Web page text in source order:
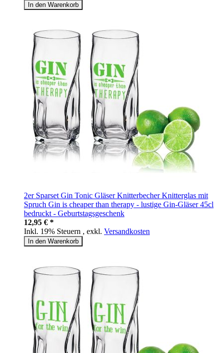
In den Warenkorb
2er Sparset Gin Tonic Gläser Knitterbecher Knitterglas mit
Spruch Gin is cheaper than therapy - lustige Gin-Gläser 45cl
bedruckt - Geburtstagsgeschenk
12,95 € *
Inkl. 19% Steuern , exkl. Versandkosten
In den Warenkorb